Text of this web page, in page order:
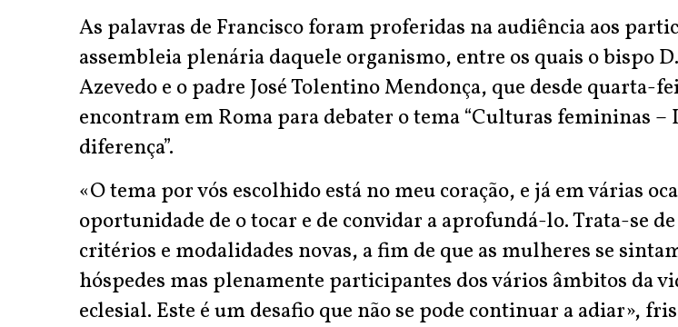
As palavras de Francisco foram proferidas na audiência aos
assembleia plenária daquele organismo, entre os quais o bispo
Azevedo e o padre José Tolentino Mendonça, que desde quarta-
encontram em Roma para debater o tema “Culturas femininas –
diferença”.
«O tema por vós escolhido está no meu coração, e já em várias
oportunidade de o tocar e de convidar a aprofundá-lo. Trata-se
critérios e modalidades novas, a fim de que as mulheres se
hóspedes mas plenamente participantes dos vários âmbitos da
eclesial. Este é um desafio que não se pode continuar a adiar»,